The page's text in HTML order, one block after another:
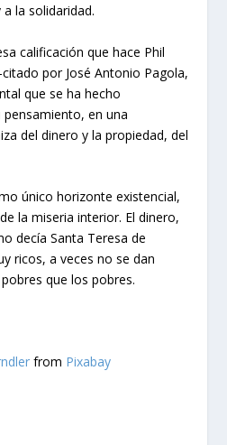
la solidaridad.
calificación que hace Phil
por José Antonio Pagola,
que se ha hecho
en una
del dinero y la propiedad, del
único horizonte existencial,
la miseria interior. El dinero,
decía Santa Teresa de
ricos, a veces no se dan
que los pobres.
from Pixabay